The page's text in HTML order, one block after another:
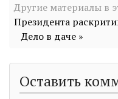
Другие материалы в
Президента
Дело в даче »
Оставить